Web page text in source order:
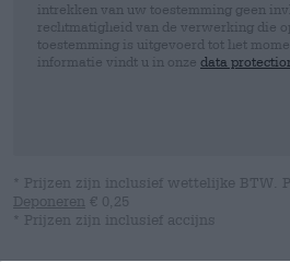
intrekken van uw toestemming geen
rechtmatigheid van de verwerking die
toestemming is uitgevoerd tot het
informatie vindt u in onze data
* Prijzen zijn inclusief wettelijke BTW.
Deponeren € 0,25
* Prijzen zijn inclusief accijns